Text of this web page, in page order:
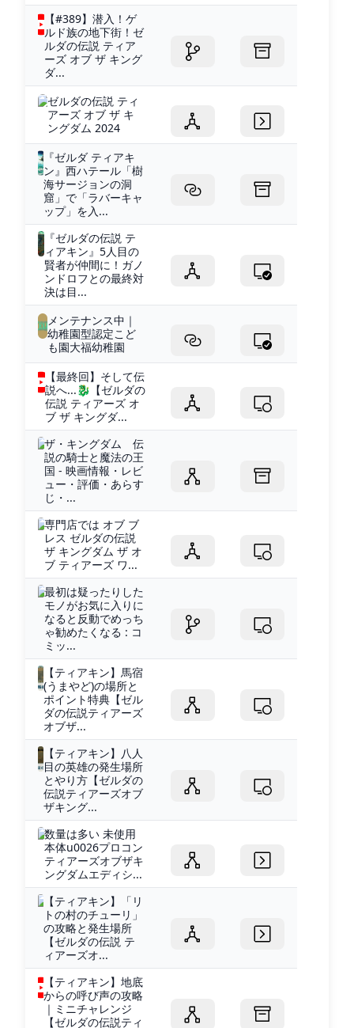
【#389】潜入！ゲ
ルド族の地下街！ゼ
ルダの伝説 ティア
ーズ オブ ザ キング
ダ...
ゼルダの伝説 ティ
アーズ オブ ザ キ
ングダム 2024
『ゼルダ ティアキ
ン』西ハテール「樹
海サージョンの洞
窟」で「ラバーキャ
ップ」を入...
『ゼルダの伝説 テ
ィアキン』5人目の
賢者が仲間に！ガノ
ンドロフとの最終対
決は目...
メンテナンス中｜
幼稚園型認定こど
も園大福幼稚園
【最終回】そして伝
説へ...🐉【ゼルダの
伝説 ティアーズ オ
ブ ザ キングダ...
ザ・キングダム 伝
説の騎士と魔法の王
国 - 映画情報・レビ
ュー・評価・あらす
じ・...
専門店では オブ ブ
レス ゼルダの伝説
ザ キングダム ザ オ
ブ ティアーズ ワ...
最初は疑ったりした
モノがお気に入りに
なると反動でめっち
ゃ勧めたくなる : コ
ミッ...
【ティアキン】馬宿
(うまやど)の場所と
ポイント特典【ゼル
ダの伝説ティアーズ
オブザ...
【ティアキン】八人
目の英雄の発生場所
とやり方【ゼルダの
伝説ティアーズオブ
ザキング...
数量は多い 未使用
本体u0026プロコン
ティアーズオブザキ
ングダムエディシ...
【ティアキン】「リ
トの村のチューリ」
の攻略と発生場所
【ゼルダの伝説 テ
ィアーズオ...
【ティアキン】地底
からの呼び声の攻略
｜ミニチャレンジ
【ゼルダの伝説ティ